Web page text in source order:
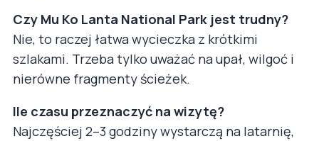
Czy Mu Ko Lanta National Park jest trudny?
Nie, to raczej łatwa wycieczka z krótkimi
szlakami. Trzeba tylko uważać na upał, wilgoć i
nierówne fragmenty ścieżek.
Ile czasu przeznaczyć na wizytę?
Najczęściej 2–3 godziny wystarczą na latarnię,